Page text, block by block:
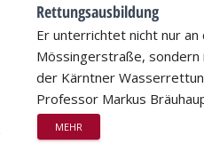
Rettungsausbildung
Er unterrichtet nicht nur an
Mössingerstraße, sondern
der Kärntner
Professor Markus
MEHR